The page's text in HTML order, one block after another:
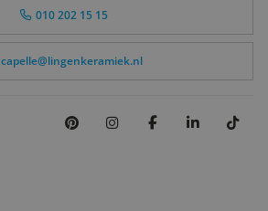
010 202 15 15
capelle@lingenkeramiek.nl